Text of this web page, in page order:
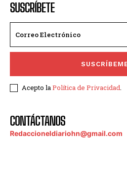
SUSCRÍBETE
Acepto laPolítica de Privacidad.
CONTÁCTANOS
Redaccioneldiariohn@gmail.com